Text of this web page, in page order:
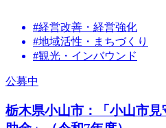
#経営改善・経営強化
#地域活性・まちづくり
#観光・インバウンド
公募中
栃木県小山市：「小山市